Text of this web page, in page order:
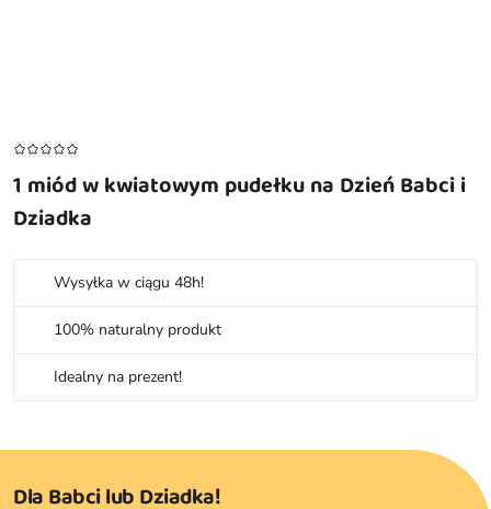
Dla Babci lub Dziadka!
1 miód w kwiatowym pudełku na Dzień Babci i
Dziadka
Wysyłka w ciągu 48h!
100% naturalny produkt
Idealny na prezent!